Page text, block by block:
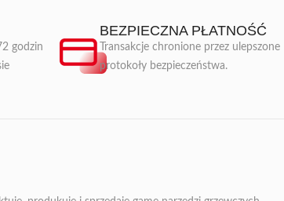
godzin
BEZPIECZNA PŁATNOŚĆ
Transakcje chronione przez ulepszone
protokoły bezpieczeństwa.